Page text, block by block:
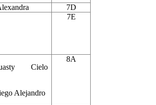
7D
7E
Cielo
Alejandro
8A